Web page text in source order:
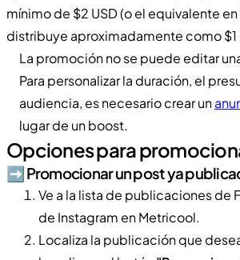
mínimo de $2 USD (o el equivalente
distribuye aproximadamente como $1
La promoción no se puede editar
Para personalizar la duración, el
audiencia, es necesario crear un
lugar de un boost.
Opciones para
➡️​ Promocionar un post ya
Ve a la lista de publicaciones de
de Instagram en Metricool.
Localiza la publicación que